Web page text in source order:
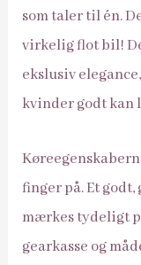
som taler til én.
virkelig flot bil!
ekslusiv
kvinder godt kan
finger på. Et
mærkes tydeligt
gearkasse og